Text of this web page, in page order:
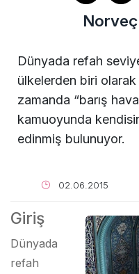
Dünyada refah
ülkelerden biri
zamanda “barış
kamuoyunda
edinmiş bulunuyor.
02.06.2015
Giriş
Dünyada
refah